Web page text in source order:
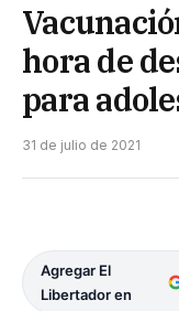
hora de
para
31 de julio de 2021
Agregar El
Libertador en